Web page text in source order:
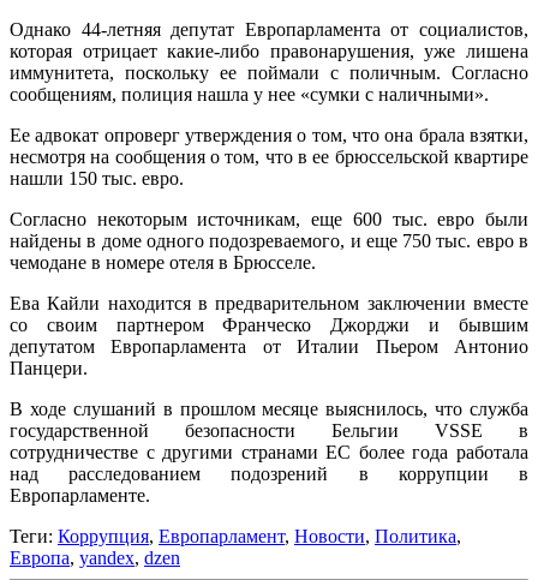
Однако 44-летняя депутат Европарламента от социалистов,
которая отрицает какие-либо правонарушения, уже лишена
иммунитета, поскольку ее поймали с поличным. Согласно
сообщениям, полиция нашла у нее «сумки c наличными».
Ее адвокат опроверг утверждения о том, что она брала взятки,
несмотря на сообщения о том, что в ее брюссельской квартире
нашли 150 тыс. евро.
Согласно некоторым источникам, еще 600 тыс. евро были
найдены в доме одного подозреваемого, и еще 750 тыс. евро в
чемодане в номере отеля в Брюсселе.
Ева Кайли находится в предварительном заключении вместе
со своим партнером Франческо Джорджи и бывшим
депутатом Европарламента от Италии Пьером Антонио
Панцери.
В ходе слушаний в прошлом месяце выяснилось, что служба
государственной безопасности Бельгии VSSE в
сотрудничестве с другими странами ЕС более года работала
над расследованием подозрений в коррупции в
Европарламенте.
Теги: Коррупция, Европарламент, Новости, Политика,
Европа, yandex, dzen